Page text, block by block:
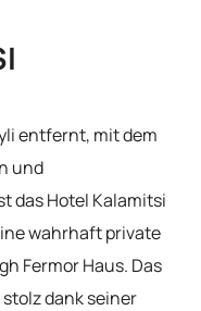
entfernt, mit dem
und
das Hotel Kalamitsi
wahrhaft private
Fermor Haus. Das
dank seiner